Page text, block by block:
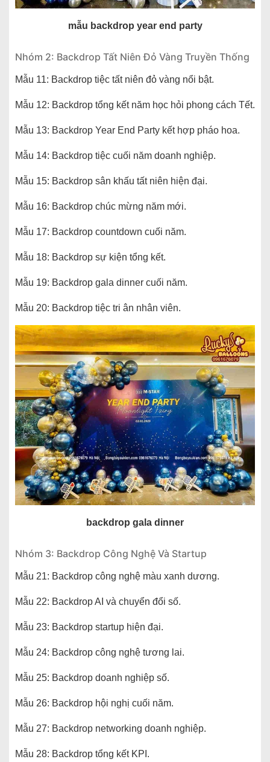
mẫu backdrop year end party
Nhóm 2: Backdrop Tất Niên Đỏ Vàng Truyền Thống
Mẫu 11: Backdrop tiệc tất niên đỏ vàng nổi bật.
Mẫu 12: Backdrop tổng kết năm học hỏi phong cách Tết.
Mẫu 13: Backdrop Year End Party kết hợp pháo hoa.
Mẫu 14: Backdrop tiệc cuối năm doanh nghiệp.
Mẫu 15: Backdrop sân khấu tất niên hiện đại.
Mẫu 16: Backdrop chúc mừng năm mới.
Mẫu 17: Backdrop countdown cuối năm.
Mẫu 18: Backdrop sự kiện tổng kết.
Mẫu 19: Backdrop gala dinner cuối năm.
Mẫu 20: Backdrop tiệc tri ân nhân viên.
backdrop gala dinner
Nhóm 3: Backdrop Công Nghệ Và Startup
Mẫu 21: Backdrop công nghệ màu xanh dương.
Mẫu 22: Backdrop AI và chuyển đổi số.
Mẫu 23: Backdrop startup hiện đại.
Mẫu 24: Backdrop công nghệ tương lai.
Mẫu 25: Backdrop doanh nghiệp số.
Mẫu 26: Backdrop hội nghị cuối năm.
Mẫu 27: Backdrop networking doanh nghiệp.
Mẫu 28: Backdrop tổng kết KPI.